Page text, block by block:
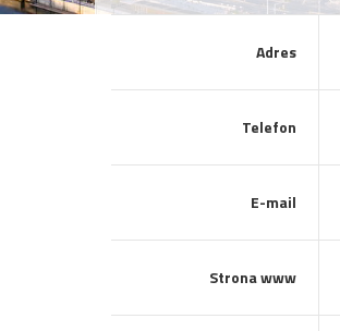
Adres
Telefon
E-mail
Strona www